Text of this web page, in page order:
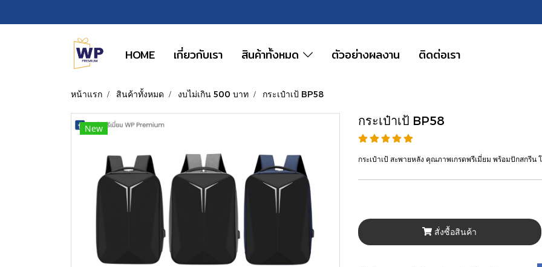
HOME เกี่ยวกับเรา สินค้าทั้งหมด ตัวอย่างผลงาน ติดต่อเรา
หน้าแรก สินค้าทั้งหมด งบไม่เกิน 500 บาท กระเป๋าเป้ BP58
New
กระเป๋าเป้ BP58
กระเป๋าเป้ สะพายหลัง คุณภาพเกรดพรีเมี่ยม พร้อมปักสกรีน โ
สั่งซื้อสินค้า